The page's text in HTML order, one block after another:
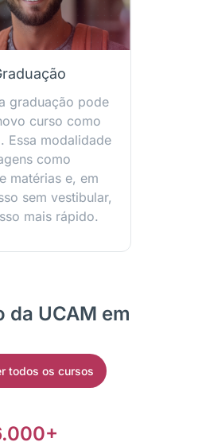
graduação pode
curso como
Essa modalidade
como
matérias e, em
sem vestibular,
mais rápido.
UCAM em
todos os cursos